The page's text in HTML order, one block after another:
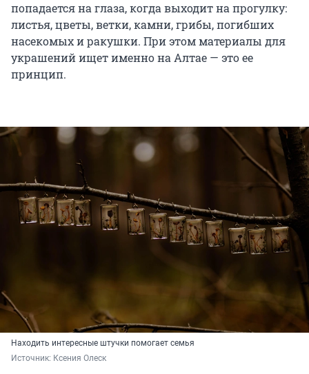
попадается на глаза, когда выходит на прогулку:
листья, цветы, ветки, камни, грибы, погибших
насекомых и ракушки. При этом материалы для
украшений ищет именно на Алтае — это ее
принцип.
Находить интересные штучки помогает семья
Источник: Ксения Олеск